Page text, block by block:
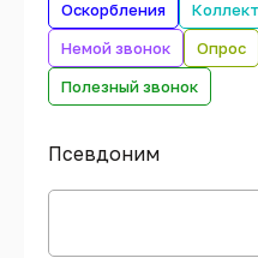
Оскорбления
Немой звонок
Опрос
Полезный звонок
Псевдоним